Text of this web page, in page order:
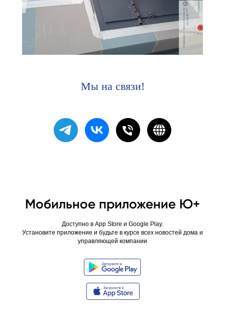
Мы на связи!
Мобильное приложение Ю+
Доступно в App Store и Google Play.
Установите приложение и будьте в курсе всех новостей дома и
управляющей компании